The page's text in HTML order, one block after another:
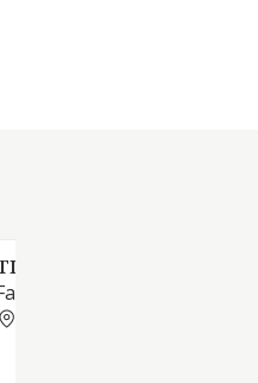
SHOES SL
de calzado